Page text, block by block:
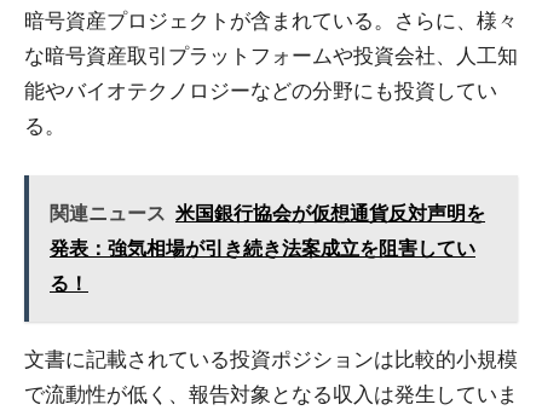
暗号資産プロジェクトが含まれている。さらに、様々
な暗号資産取引プラットフォームや投資会社、人工知
能やバイオテクノロジーなどの分野にも投資してい
る。
関連ニュース 米国銀行協会が仮想通貨反対声明を
発表：強気相場が引き続き法案成立を阻害してい
る！
文書に記載されている投資ポジションは比較的小規模
で流動性が低く、報告対象となる収入は発生していま